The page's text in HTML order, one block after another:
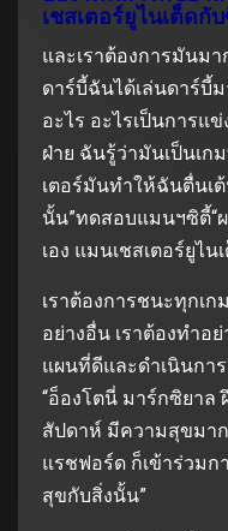
เชสเตอร์ยูไนเต็ดกั
และเราต้องการมันม
ดาร์บี้ฉันได้เล่นดาร์บี้
อะไร อะไรเป็นการแ
ฝ่าย ฉันรู้ว่ามันเป็นเ
เตอร์มันทำให้ฉันตื่นเ
นั้น”ทดสอบแมนฯซิตี้“
เอง แมนเชสเตอร์ยูไน
เราต้องการชนะทุกเ
อย่างอื่น เราต้องทำอ
แผนที่ดีและดำเนินการ
“อ็องโตนี่ มาร์กซิยา
สัปดาห์ มีความสุขมา
แรชฟอร์ด ก็เข้าร่วมก
สุขกับสิ่งนั้น”